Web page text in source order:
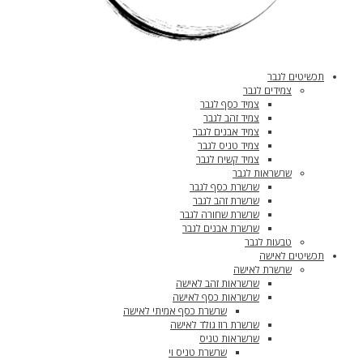
תכשיטים לגבר
צמידים לגבר
צמיד כסף לגבר
צמיד זהב לגבר
צמיד אבנים לגבר
צמיד טניס לגבר
צמיד קשיח לגבר
שרשראות לגבר
שרשרת כסף לגבר
שרשרת זהב לגבר
שרשרת שחורה לגבר
שרשרת אבנים לגבר
טבעות לגבר
תכשיטים לאישה
שרשרת לאישה
שרשראות זהב לאישה
שרשראות כסף לאישה
שרשרת כסף אמיתי לאישה
שרשרת רוז גולד לאישה
שרשראות טניס
שרשרת טניס וי